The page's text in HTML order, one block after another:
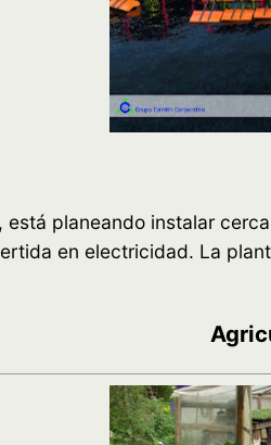
está planeando instalar
en electricidad. La